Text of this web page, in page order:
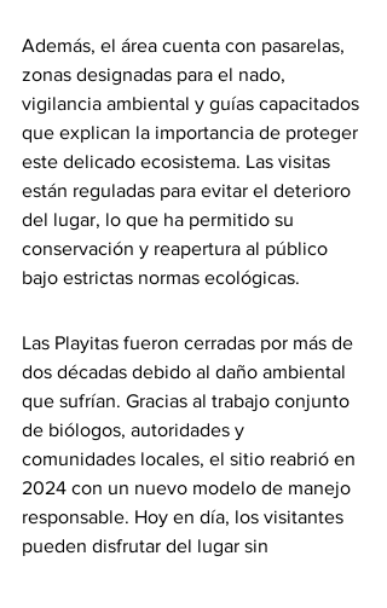
Además, el área cuenta con pasarelas,
zonas designadas para el nado,
vigilancia ambiental y guías capacitados
que explican la importancia de proteger
este delicado ecosistema. Las visitas
están reguladas para evitar el deterioro
del lugar, lo que ha permitido su
conservación y reapertura al público
bajo estrictas normas ecológicas.
Las Playitas fueron cerradas por más de
dos décadas debido al daño ambiental
que sufrían. Gracias al trabajo conjunto
de biólogos, autoridades y
comunidades locales, el sitio reabrió en
2024 con un nuevo modelo de manejo
responsable. Hoy en día, los visitantes
pueden disfrutar del lugar sin